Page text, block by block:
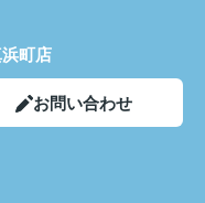
町店
お問い合わせ